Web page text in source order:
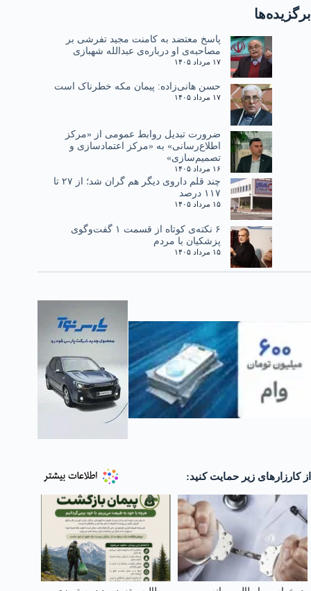
برگزیده‌ها
پاسخ معتضد به کامنت مجید تفرشی بر
مصاحبه‌ی او درباره‌ی عبدالله شهبازی
۱۷ مرداد ۱۴۰۵
حسن هانی‌زاده: پیمان مکه خطرناک است
۱۷ مرداد ۱۴۰۵
ضرورت تبدیل روابط عمومی از «مرکز
اطلاع‌رسانی» به «مرکز اعتمادسازی و
تصمیم‌سازی»
۱۶ مرداد ۱۴۰۵
چند قلم داروی دیگر هم گران شد؛ از ۲۷ تا
۱۱۷ درصد
۱۵ مرداد ۱۴۰۵
۶ نکته‌ی کوتاه از قسمت ۱ گفت‌وگوی
پزشکیان با مردم
۱۵ مرداد ۱۴۰۵
از کارزارهای زیر حمایت کنید: